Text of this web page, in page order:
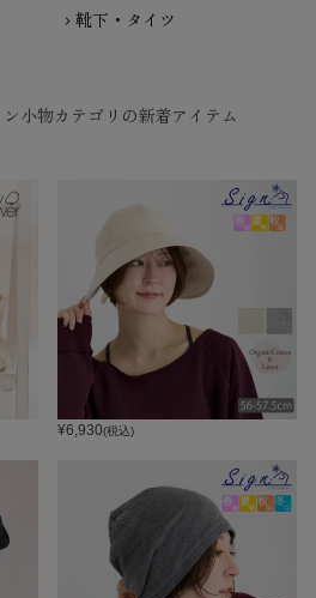
chevron_right 靴下・タイツ
小物カテゴリの新着アイテム
¥6,930(税込)